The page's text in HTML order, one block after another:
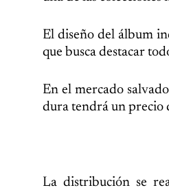
El diseño del álbum
que busca destacar
En el mercado
dura tendrá un precio
La distribución se